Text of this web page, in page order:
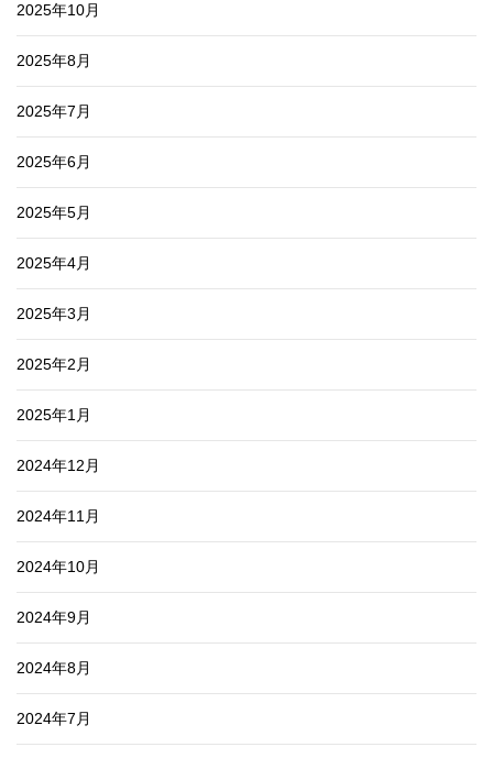
2025年10月
2025年8月
2025年7月
2025年6月
2025年5月
2025年4月
2025年3月
2025年2月
2025年1月
2024年12月
2024年11月
2024年10月
2024年9月
2024年8月
2024年7月